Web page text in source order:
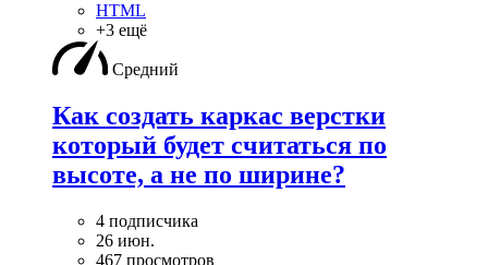
HTML
+3 ещё
Средний
Как создать каркас верстки
который будет считаться по
высоте, а не по ширине?
4 подписчика
26 июн.
467 просмотров